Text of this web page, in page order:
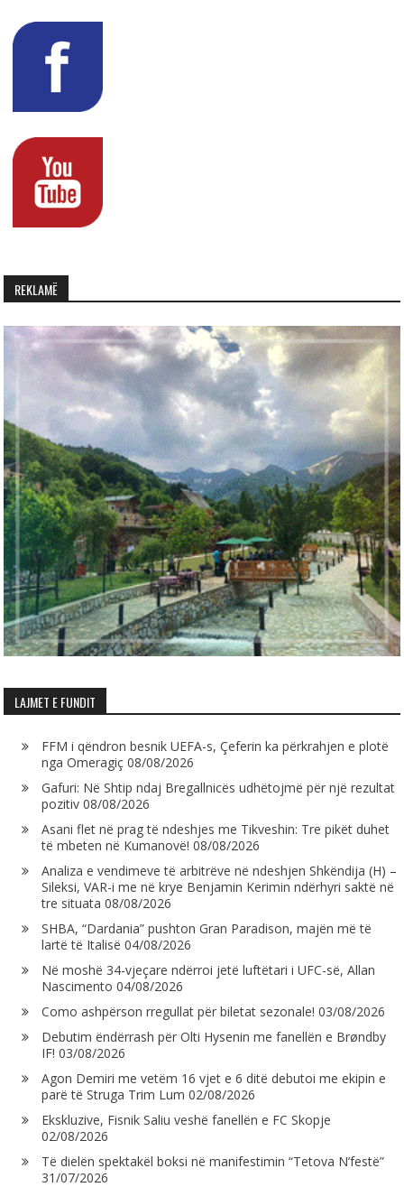
REKLAMË
LAJMET E FUNDIT
FFM i qëndron besnik UEFA-s, Çeferin ka përkrahjen e plotë
nga Omeragiç 08/08/2026
Gafuri: Në Shtip ndaj Bregallnicës udhëtojmë për një rezultat
pozitiv 08/08/2026
Asani flet në prag të ndeshjes me Tikveshin: Tre pikët duhet
të mbeten në Kumanovë! 08/08/2026
Analiza e vendimeve të arbitrëve në ndeshjen Shkëndija (H) –
Sileksi, VAR-i me në krye Benjamin Kerimin ndërhyri saktë në
tre situata 08/08/2026
SHBA, “Dardania” pushton Gran Paradison, majën më të
lartë të Italisë 04/08/2026
Në moshë 34-vjeçare ndërroi jetë luftëtari i UFC-së, Allan
Nascimento 04/08/2026
Como ashpërson rregullat për biletat sezonale! 03/08/2026
Debutim ëndërrash për Olti Hysenin me fanellën e Brøndby
IF! 03/08/2026
Agon Demiri me vetëm 16 vjet e 6 ditë debutoi me ekipin e
parë të Struga Trim Lum 02/08/2026
Ekskluzive, Fisnik Saliu veshë fanellën e FC Skopje
02/08/2026
Të dielën spektakël boksi në manifestimin “Tetova N’festë”
31/07/2026